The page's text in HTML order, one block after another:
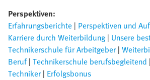
Perspektiven:
Erfahrungsberichte | Perspektiven und
Karriere durch Weiterbildung | Unsere
Technikerschule für Arbeitgeber |
Beruf| Technikerschule berufsbegleitend |
Techniker | Erfolgsbonus